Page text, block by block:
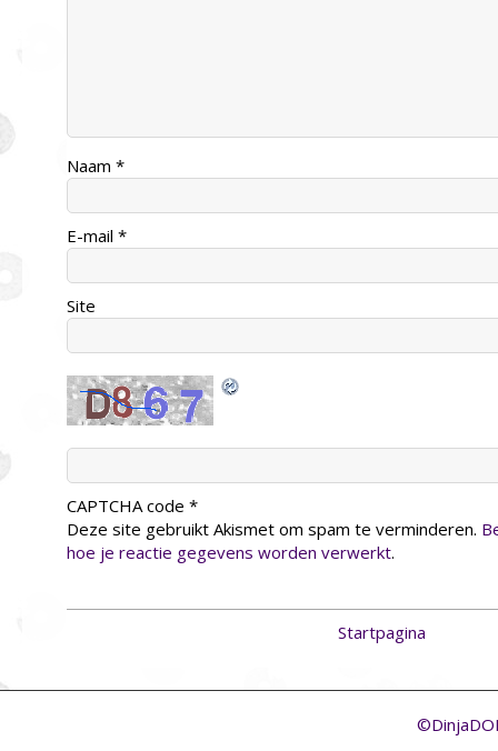
Naam *
E-mail *
Site
CAPTCHA code *
Deze site gebruikt Akismet om spam te verminderen.
hoe je reactie gegevens worden verwerkt.
Startpagina